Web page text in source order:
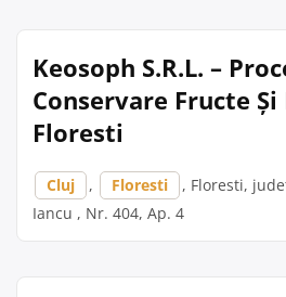
Keosoph S.R.L. –
Conservare Fructe Și
Floresti
Cluj , Floresti
, Floresti,
Iancu , Nr. 404, Ap. 4